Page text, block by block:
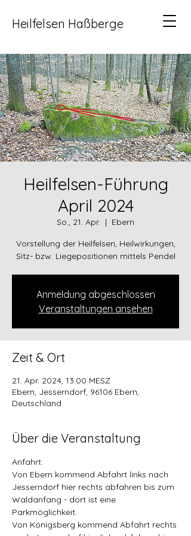
Heilfelsen Haßberge
Heilfelsen-Führung
April 2024
So., 21. Apr.
  |
Ebern
Vorstellung der Heilfelsen, Heilwirkungen,
Sitz- bzw. Liegepositionen mittels Pendel
Anmeldung abgeschlossen
Veranstaltungen ansehen
Zeit & Ort
21. Apr. 2024, 13:00 MESZ
Ebern, Jesserndorf, 96106 Ebern,
Deutschland
Über die Veranstaltung
Anfahrt:
Von Ebern kommend Abfahrt links nach
Jesserndorf hier rechts abfahren bis zum
Waldanfang - dort ist eine
Parkmöglichkeit.
Von Königsberg kommend Abfahrt rechts